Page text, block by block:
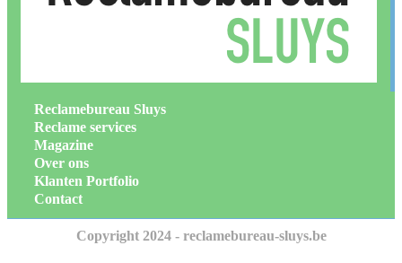
Reclamebureau Sluys
Reclame services
Magazine
Over ons
Klanten Portfolio
Contact
Copyright 2024 - reclamebureau-sluys.be